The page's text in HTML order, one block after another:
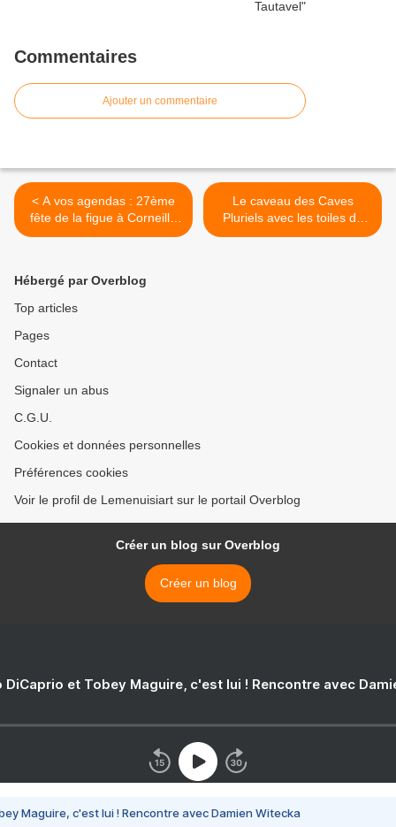
Commentaires
Ajouter un commentaire
< A vos agendas : 27ème
fête de la figue à Corneilla
la Rivière
Le caveau des Caves
Pluriels avec les toiles de
Marguerite Briu >
Hébergé par Overblog
Top articles
Pages
Contact
Signaler un abus
C.G.U.
Cookies et données personnelles
Préférences cookies
Voir le profil de Lemenuisiart sur le portail Overblog
Créer un blog sur Overblog
Créer un blog
DiCaprio et Tobey Maguire, c'est lui ! Rencontre avec
Maguire, c'est lui ! Rencontre avec Damien Witecka